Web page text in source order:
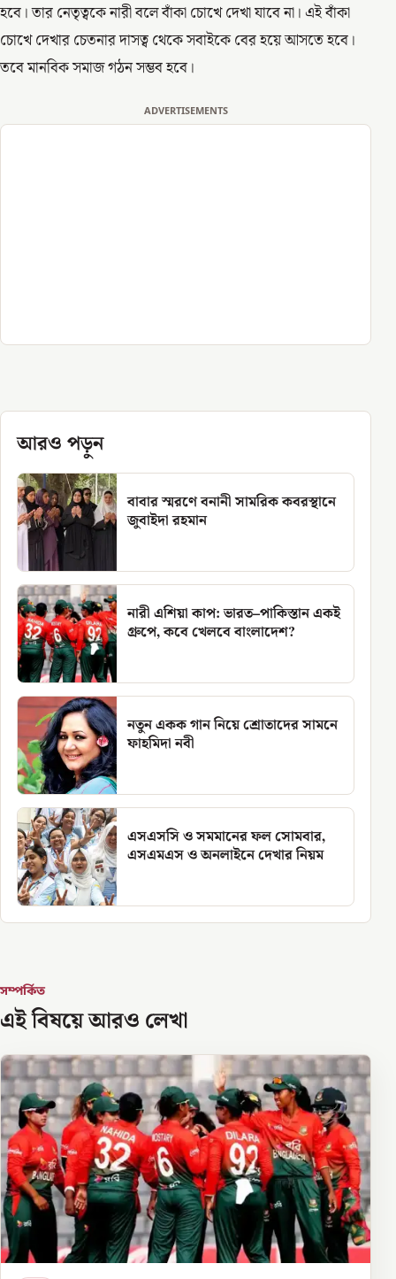
হবে। তার নেতৃত্বকে নারী বলে বাঁকা চোখে দেখা যাবে না। এই বাঁকা
চোখে দেখার চেতনার দাসত্ব থেকে সবাইকে বের হয়ে আসতে হবে।
তবে মানবিক সমাজ গঠন সম্ভব হবে।
ADVERTISEMENTS
আরও পড়ুন
বাবার স্মরণে বনানী সামরিক কবরস্থানে
জুবাইদা রহমান
নারী এশিয়া কাপ: ভারত–পাকিস্তান একই
গ্রুপে, কবে খেলবে বাংলাদেশ?
নতুন একক গান নিয়ে শ্রোতাদের সামনে
ফাহমিদা নবী
এসএসসি ও সমমানের ফল সোমবার,
এসএমএস ও অনলাইনে দেখার নিয়ম
সম্পর্কিত
এই বিষয়ে আরও লেখা